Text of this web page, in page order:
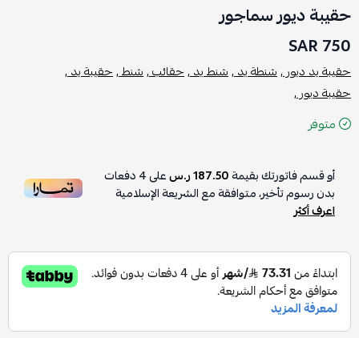
حقيبة ديور سماجور
750 SAR
حقيبة يد ديور ,شنطة يد ,شنط يد ,حقائب ,شنط ,حقيبة يد ,
حقيبة ديور ,
متوفر
أو قسم فاتورتك بقيمة187.50 ر.س على4دفعات
بدون رسوم تأخير، متوافقة مع الشريعة الإسلامية
اعرف أكثر